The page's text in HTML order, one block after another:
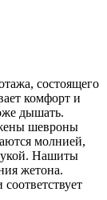
состоящего
комфорт и
дышать.
шевроны
молнией,
Нашиты
жетона.